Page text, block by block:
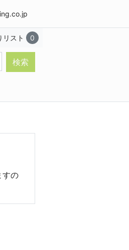
リスト 0
検索
すの